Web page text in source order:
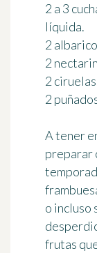
2 a 3
líquida.
2
2
2
2
A tener
preparar
o incluso
frutas